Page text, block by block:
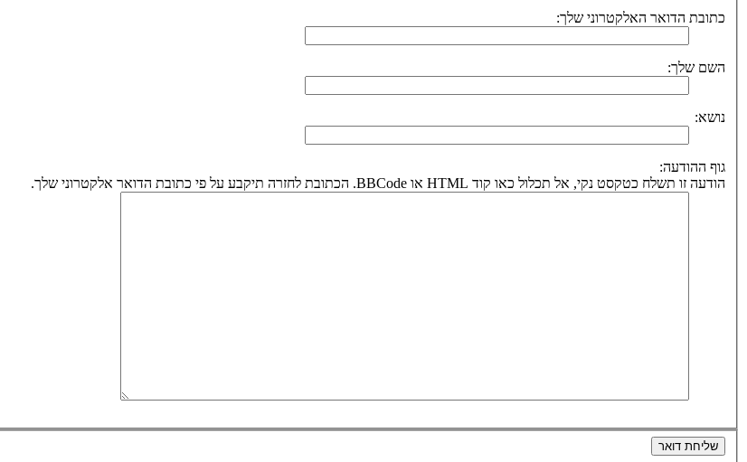
כתובת הדואר האלקטרוני שלך:
השם שלך:
נושא:
גוף ההודעה:
הודעה זו תשלח כטקסט נקי, אל תכלול כאו קוד HTML או BBCode. הכתובת לחזרה תיקבע על פי כתובת הדואר אלקטרוני שלך.